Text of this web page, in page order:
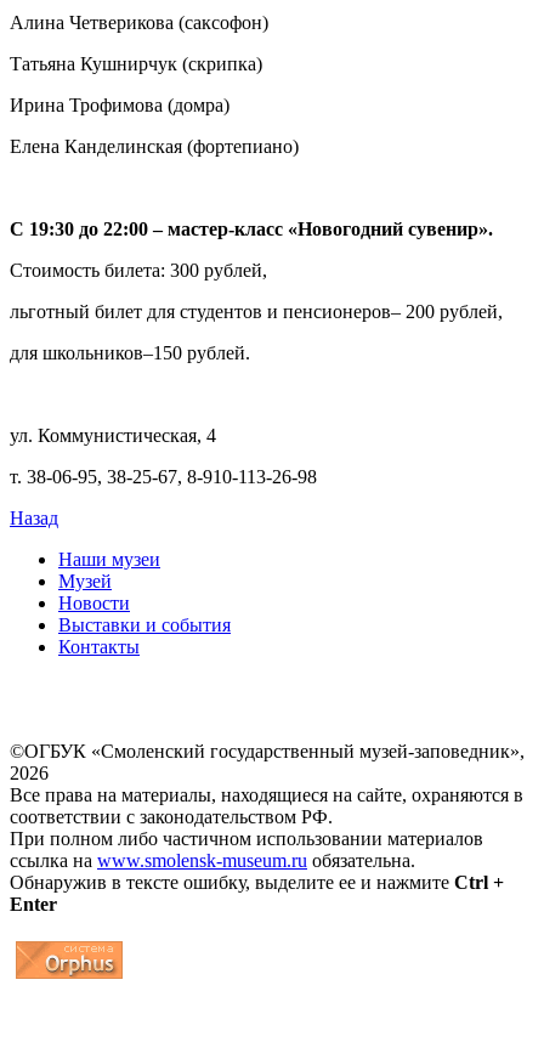
Алина Четверикова (саксофон)
Татьяна Кушнирчук (скрипка)
Ирина Трофимова (домра)
Елена Канделинская (фортепиано)
С 19:30 до 22:00 – мастер-класс «Новогодний сувенир».
Стоимость билета: 300 рублей,
льготный билет для студентов и пенсионеров– 200 рублей,
для школьников–150 рублей.
ул. Коммунистическая, 4
т. 38-06-95, 38-25-67, 8-910-113-26-98
Назад
Наши музеи
Музей
Новости
Выставки и события
Контакты
©ОГБУК «Смоленский государственный музей-заповедник»,
2026
Все права на материалы, находящиеся на сайте, охраняются в
соответствии с законодательством РФ.
При полном либо частичном использовании материалов
ссылка на www.smolensk-museum.ru обязательна.
Обнаружив в тексте ошибку, выделите ее и нажмите Ctrl +
Enter